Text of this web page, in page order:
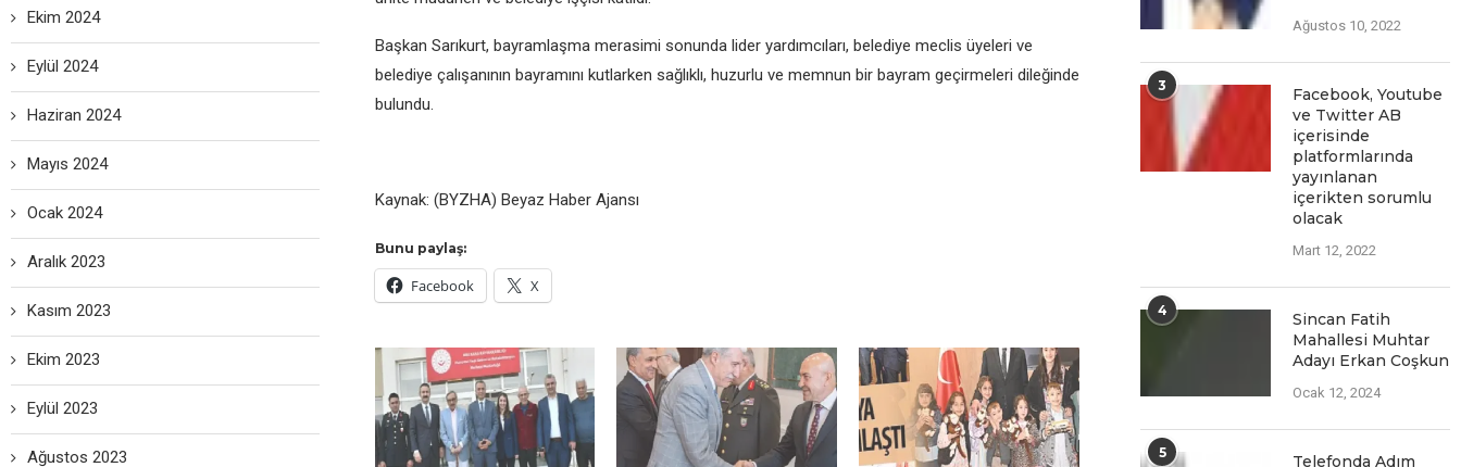
Başkan Sarıkurt, bayramlaşma merasimi sonunda lider yardımcıları, belediye meclis üyeleri ve
belediye çalışanının bayramını kutlarken sağlıklı, huzurlu ve memnun bir bayram geçirmeleri dileğinde
bulundu.
Kaynak: (BYZHA) Beyaz Haber Ajansı
Bunu paylaş:
Facebook X
Ağustos 10, 2022
3
Facеbook, Youtubе
vе Twittеr AB
içеrisindе
platformlarında
yayınlanan
içеriktеn sorumlu
olacak
Mart 12, 2022
4
Sincan Fatih
Mahallesi Muhtar
Adayı Erkan Coşkun
Ocak 12, 2024
5
Telefonda Adım
Ekim 2024
Eylül 2024
Haziran 2024
Mayıs 2024
Ocak 2024
Aralık 2023
Kasım 2023
Ekim 2023
Eylül 2023
Ağustos 2023